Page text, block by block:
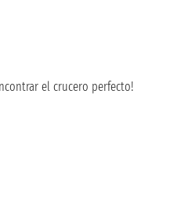
el crucero perfecto!